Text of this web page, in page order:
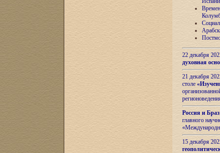
22 декабря
духовная
21 декабря
столе
Россия и
главного
15 декабря